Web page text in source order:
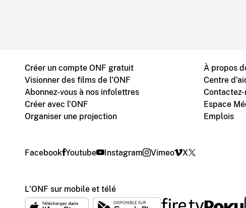
Créer un compte ONF gratuit
Visionner des films de l'ONF
Abonnez-vous à nos infolettres
Créer avec l’ONF
Organiser une projection
À propos
Centre
Contactez-
Espace
Emplois
Facebook Youtube Instagram Vimeo X
L'ONF sur mobile et télé